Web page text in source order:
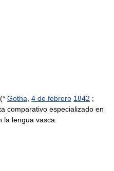
(* Gotha 4 de febrero 1842 ;
comparativo especializado en
la lengua vasca.